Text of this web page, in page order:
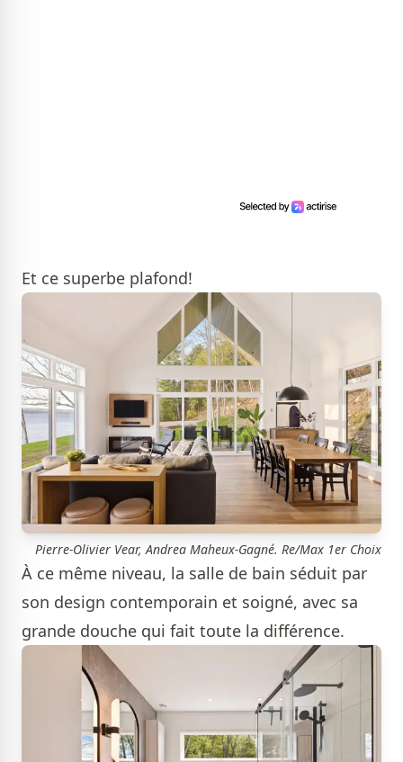
Et ce superbe plafond!
Pierre-Olivier Vear, Andrea Maheux-Gagné. Re/Max 1er Choix
À ce même niveau, la salle de bain séduit par
son design contemporain et soigné, avec sa
grande douche qui fait toute la différence.